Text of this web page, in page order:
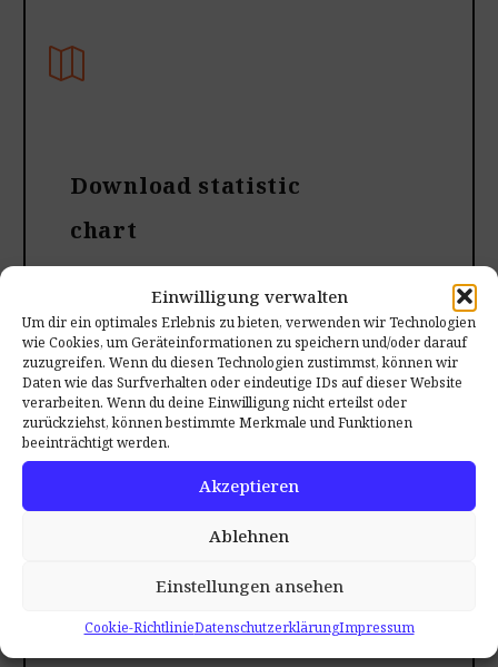
Einwilligung verwalten
Um dir ein optimales Erlebnis zu bieten, verwenden wir Technologien
wie Cookies, um Geräteinformationen zu speichern und/oder darauf
zuzugreifen. Wenn du diesen Technologien zustimmst, können wir
Daten wie das Surfverhalten oder eindeutige IDs auf dieser Website
verarbeiten. Wenn du deine Einwilligung nicht erteilst oder
zurückziehst, können bestimmte Merkmale und Funktionen
beeinträchtigt werden.
Akzeptieren
Ablehnen
Einstellungen ansehen
Cookie-RichtlinieDatenschutzerklärungImpressum
Download statistic
chart
brochure